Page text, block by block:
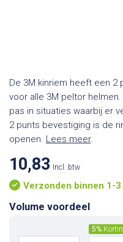
De 3M kinriem heeft een
voor alle 3M peltor
pas in situaties waarbij er
2 punts bevestiging is de
openen. Lees meer.
10,83 Incl. btw
Verzonden binnen 1-3
Volume voordeel
5%